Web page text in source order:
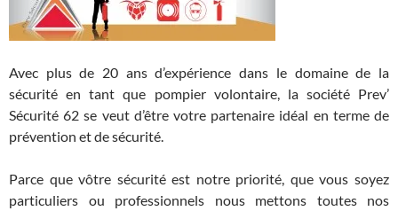
Avec plus de 20 ans d’expérience dans le domaine de la
sécurité en tant que pompier volontaire, la société Prev’
Sécurité 62 se veut d’être votre partenaire idéal en terme de
prévention et de sécurité.
Parce que vôtre sécurité est notre priorité, que vous soyez
particuliers ou professionnels nous mettons toutes nos